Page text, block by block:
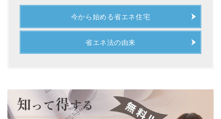
今から始める省エネ住宅
省エネ法の由来